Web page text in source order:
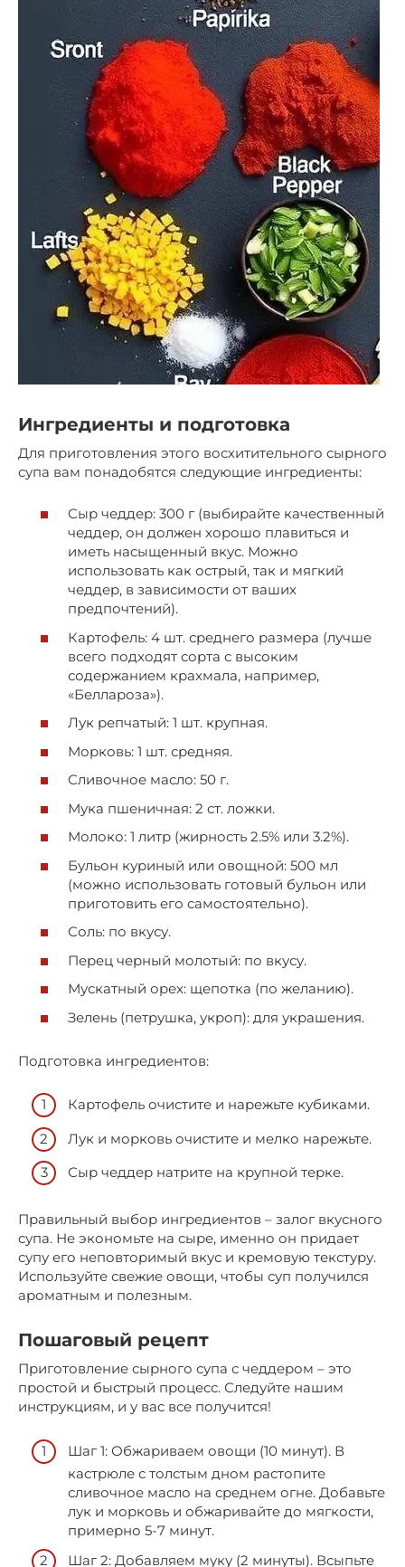
Ингредиенты и подготовка
Для приготовления этого восхитительного сырного
супа вам понадобятся следующие ингредиенты:
Сыр чеддер: 300 г (выбирайте качественный
чеддер, он должен хорошо плавиться и
иметь насыщенный вкус. Можно
использовать как острый, так и мягкий
чеддер, в зависимости от ваших
предпочтений).
Картофель: 4 шт. среднего размера (лучше
всего подходят сорта с высоким
содержанием крахмала, например,
«Беллароза»).
Лук репчатый: 1 шт. крупная.
Морковь: 1 шт. средняя.
Сливочное масло: 50 г.
Мука пшеничная: 2 ст. ложки.
Молоко: 1 литр (жирность 2.5% или 3.2%).
Бульон куриный или овощной: 500 мл
(можно использовать готовый бульон или
приготовить его самостоятельно).
Соль: по вкусу.
Перец черный молотый: по вкусу.
Мускатный орех: щепотка (по желанию).
Зелень (петрушка, укроп): для украшения.
Подготовка ингредиентов:
Картофель очистите и нарежьте кубиками.
Лук и морковь очистите и мелко нарежьте.
Сыр чеддер натрите на крупной терке.
Правильный выбор ингредиентов – залог вкусного
супа. Не экономьте на сыре, именно он придает
супу его неповторимый вкус и кремовую текстуру.
Используйте свежие овощи, чтобы суп получился
ароматным и полезным.
Пошаговый рецепт
Приготовление сырного супа с чеддером – это
простой и быстрый процесс. Следуйте нашим
инструкциям, и у вас все получится!
Шаг 1: Обжариваем овощи (10 минут). В
кастрюле с толстым дном растопите
сливочное масло на среднем огне. Добавьте
лук и морковь и обжаривайте до мягкости,
примерно 5-7 минут.
Шаг 2: Добавляем муку (2 минуты). Всыпьте